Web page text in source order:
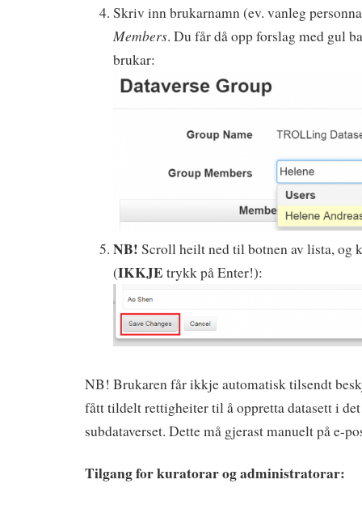
Skriv inn brukarnamn (ev. vanleg
Members. Du får då opp forslag med gul
brukar:
NB! Scroll heilt ned til botnen av lista, og
(IKKJE trykk på Enter!):
NB! Brukaren får ikkje automatisk tilsendt
fått tildelt rettigheiter til å oppretta datasett i
subdataverset. Dette må gjerast manuelt på e-
Tilgang for kuratorar og administratorar: